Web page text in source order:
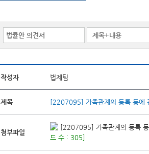
작성자 법제팀
제목 [2207095] 가족관계의 등록 등에
첨부파일
[2207095] 가족관계의 등록
드 수 : 305]